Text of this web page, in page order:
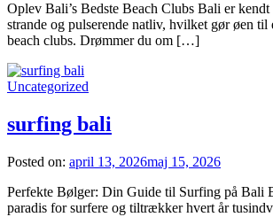
Oplev Bali’s Bedste Beach Clubs Bali er
strande og pulserende natliv, hvilket gør øen til
beach clubs. Drømmer du om […]
Uncategorized
surfing bali
Posted on: april 13, 2026maj 15, 2026
Perfekte Bølger: Din Guide til Surfing på Bali
paradis for surfere og tiltrækker hvert år